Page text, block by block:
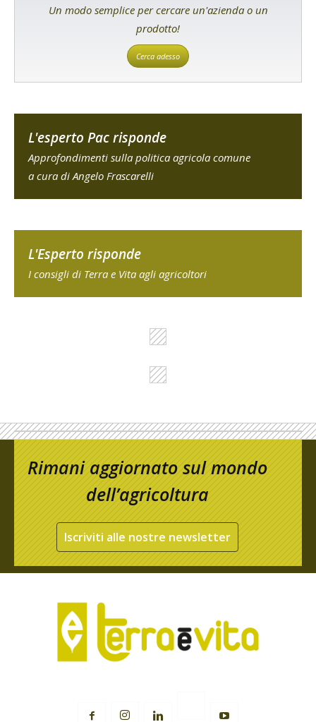
Un modo semplice per cercare un'azienda o un
prodotto!
Cerca adesso
L'esperto Pac risponde
Approfondimenti sulla politica agricola comune
a cura di Angelo Frascarelli
L'Esperto risponde
I consigli di Terra e Vita agli agricoltori
Rimani aggiornato sul mondo
dell’agricoltura
Iscriviti alle nostre newsletter